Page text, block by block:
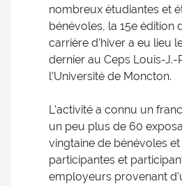
nombreux étudiantes et
bénévoles, la 15e édition
carrière d’hiver a eu lieu
dernier au Ceps Louis-
l’Université de Moncton.
L’activité a connu un
un peu plus de 60
vingtaine de bénévoles
participantes et
employeurs provenant